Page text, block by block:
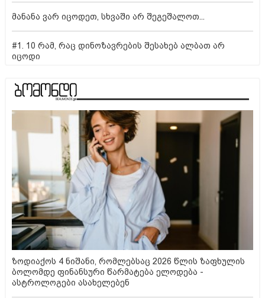
მანანა ვარ იცოდეთ, სხვაში არ შეგეშალოთ...
#1. 10 რამ, რაც დინოზავრების შესახებ ალბათ არ
იცოდი
ზოდიაქოს 4 ნიშანი, რომლებსაც 2026 წლის ზაფხულის
ბოლომდე ფინანსური წარმატება ელოდება -
ასტროლოგები ასახელებენ